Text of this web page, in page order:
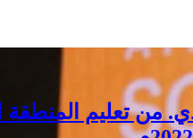
من تعليم